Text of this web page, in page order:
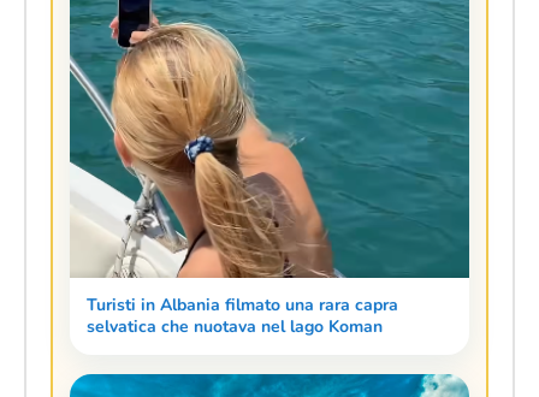
Turisti in Albania filmato una rara capra
selvatica che nuotava nel lago Koman